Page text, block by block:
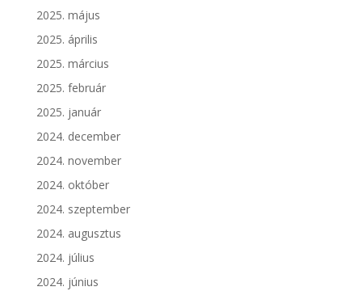
2025. május
2025. április
2025. március
2025. február
2025. január
2024. december
2024. november
2024. október
2024. szeptember
2024. augusztus
2024. július
2024. június